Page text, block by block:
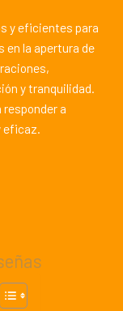
y eficientes para
en la apertura de
y tranquilidad.
a
eficaz.